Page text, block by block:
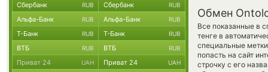
Обмен
Все показанные в
тенге в
специальные
попасть на сайт
строчку с его
Сбербанк RUB Сбербанк RUB
Альфа-Банк RUB Альфа-Банк RUB
Т-Банк RUB Т-Банк RUB
ВТБ RUB ВТБ RUB
Приват 24 UAH Приват 24 UAH